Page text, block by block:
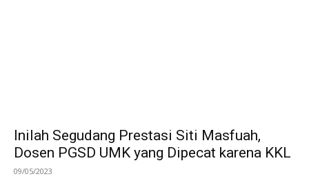
Inilah Segudang Prestasi Siti Masfuah,
Dosen PGSD UMK yang Dipecat karena KKL
09/05/2023